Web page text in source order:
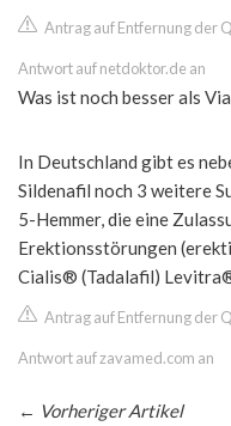
Antrag auf Entfernung der
Antwort auf netdoktor.de an
Was ist noch besser als
In Deutschland gibt es
Sildenafil noch 3 weitere
5-Hemmer, die eine
Erektionsstörungen
Cialis® (Tadalafil)
Antrag auf Entfernung der
Antwort auf zavamed.com an
← Vorheriger Artikel